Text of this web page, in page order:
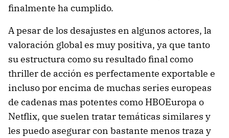
finalmente ha cumplido.
A pesar de los desajustes en algunos actores, la
valoración global es muy positiva, ya que tanto
su estructura como su resultado final como
thriller de acción es perfectamente exportable e
incluso por encima de muchas series europeas
de cadenas mas potentes como HBOEuropa o
Netflix, que suelen tratar temáticas similares y
les puedo asegurar con bastante menos traza y